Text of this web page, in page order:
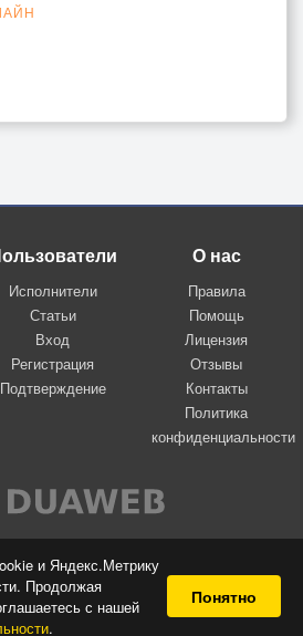
и Яндекс.Метрику
Продолжая
с нашей
.
Понятно
Исполнители
Статьи
Вход
Регистрация
Подтверждение
О нас
Правила
Помощь
Лицензия
Отзывы
Контакты
Политика
конфиденциальности
Вконтакте
2026 Я-пою
сайт самовыражения